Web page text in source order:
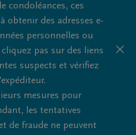
condoléances, ces
obtenir des adresses e-
personnelles ou
pas sur des liens
suspects et vérifiez
mesures pour
les tentatives
de fraude ne peuvent